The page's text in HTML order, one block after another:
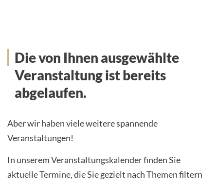
Die von Ihnen ausgewählte
Veranstaltung ist bereits
abgelaufen.
Aber wir haben viele weitere spannende
Veranstaltungen!
In unserem Veranstaltungskalender finden Sie
aktuelle Termine, die Sie gezielt nach Themen filtern